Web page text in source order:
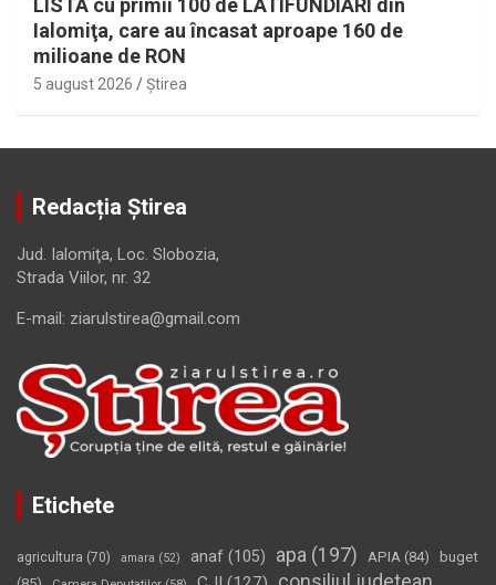
LISTA cu primii 100 de LATIFUNDIARI din
Ialomiţa, care au încasat aproape 160 de
milioane de RON
5 august 2026 Ştirea
Redacția Știrea
Jud. Ialomiţa, Loc. Slobozia,
Strada Viilor, nr. 32
E-mail: ziarulstirea@gmail.com
Etichete
agricultura (70) amara (52) anaf (105) apa (197) APIA (84)
buget